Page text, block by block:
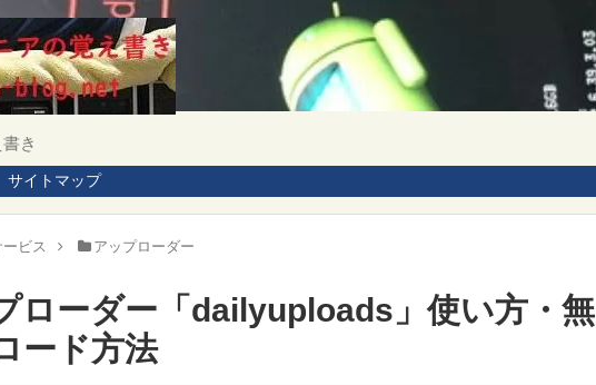
き
サイトマップ
ビス アップローダー
ローダー「dailyuploads」使い方・無
ード方法